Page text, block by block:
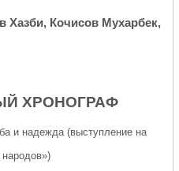
Хазби, Кочисов Мухарбек,
ХРОНОГРАФ
и надежда (выступление на